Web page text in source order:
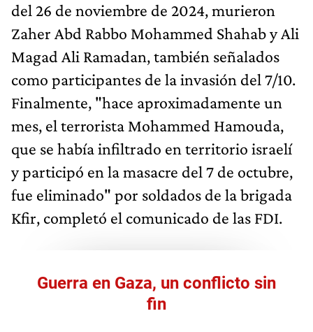
del 26 de noviembre de 2024, murieron
Zaher Abd Rabbo Mohammed Shahab y Ali
Magad Ali Ramadan, también señalados
como participantes de la invasión del 7/10.
Finalmente, "hace aproximadamente un
mes, el terrorista Mohammed Hamouda,
que se había infiltrado en territorio israelí
y participó en la masacre del 7 de octubre,
fue eliminado" por soldados de la brigada
Kfir, completó el comunicado de las FDI.
Guerra en Gaza, un conflicto sin
fin